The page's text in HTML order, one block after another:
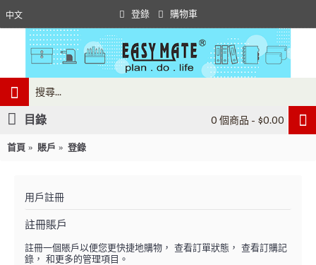
中文 登錄 購物車
0 個商品 - $0.00
目錄
首頁 賬戶 登錄
用戶註冊
註冊賬戶
註冊一個賬戶以便您更快捷地購物， 查看訂單狀態， 查看訂購記
錄， 和更多的管理項目。